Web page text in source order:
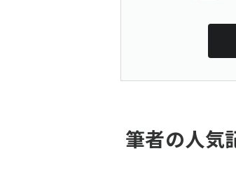
筆者の人気